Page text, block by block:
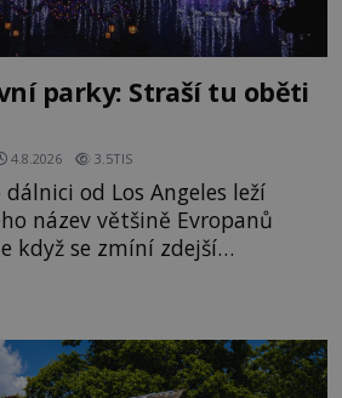
parky: Straší tu oběti
4.8.2026 3.5TIS
od Los Angeles leží
název většině Evropanů
když se zmíní zdejší
vyroste na
sadu pomerančovníků.
lidí ročně. A ač je
někteří z